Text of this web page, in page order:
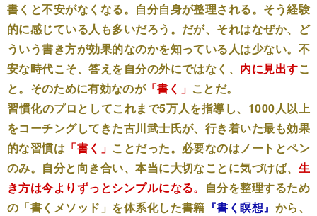
書くと不安がなくなる。自分自身が整理される。そう経験
的に感じている人も多いだろう。だが、それはなぜか、ど
ういう書き方が効果的なのかを知っている人は少ない。不
安な時代こそ、答えを自分の外にではなく、 内に見出すこ
と。そのために有効なのが「書く」 ことだ。
習慣化のプロとしてこれまで5万人を指導し、1000人以上
をコーチングしてきた古川武士氏が、行き着いた最も効果
的な習慣は 「書く」 ことだった。必要なのはノートとペン
のみ。自分と向き合い、本当に大切なことに気づけば、 生
き方は今よりずっとシンプルになる。 自分を整理するため
の「書くメソッド」を体系化した書籍 『書く瞑想』 から、